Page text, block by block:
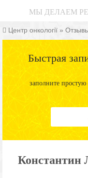
МЫ ДЕЛАЕМ
Центр онкології »
Быстрая
заполните
Константин